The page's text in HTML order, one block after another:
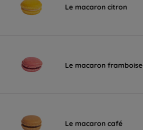
Le macaron citron
Le macaron framboise
Le macaron café